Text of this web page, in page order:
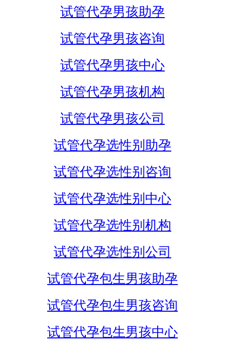
试管代孕男孩助孕
试管代孕男孩咨询
试管代孕男孩中心
试管代孕男孩机构
试管代孕男孩公司
试管代孕选性别助孕
试管代孕选性别咨询
试管代孕选性别中心
试管代孕选性别机构
试管代孕选性别公司
试管代孕包生男孩助孕
试管代孕包生男孩咨询
试管代孕包生男孩中心